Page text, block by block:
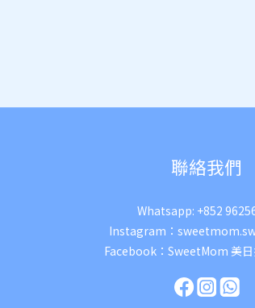
聯絡我們
Whatsapp: +852
Instagram：
Facebook： SweetMom 美